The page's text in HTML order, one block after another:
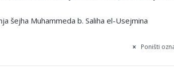
šejha Muhammeda b. Saliha el-Usejmina
Poništi